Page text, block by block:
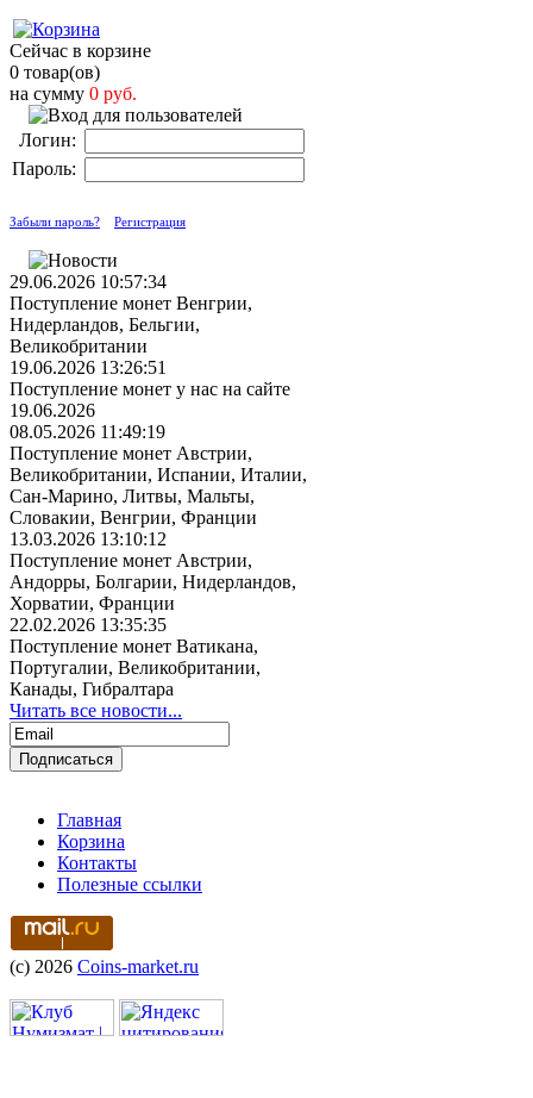
Сейчас в корзине
0 товар(ов)
на сумму 0 руб.
Логин:
Пароль:
Забыли пароль? Регистрация
29.06.2026 10:57:34
Поступление монет Венгрии,
Нидерландов, Бельгии,
Великобритании
19.06.2026 13:26:51
Поступление монет у нас на сайте
19.06.2026
08.05.2026 11:49:19
Поступление монет Австрии,
Великобритании, Испании, Италии,
Сан-Марино, Литвы, Мальты,
Словакии, Венгрии, Франции
13.03.2026 13:10:12
Поступление монет Австрии,
Андорры, Болгарии, Нидерландов,
Хорватии, Франции
22.02.2026 13:35:35
Поступление монет Ватикана,
Португалии, Великобритании,
Канады, Гибралтара
Читать все новости...
Главная
Корзина
Контакты
Полезные ссылки
(c) 2026 Coins-market.ru